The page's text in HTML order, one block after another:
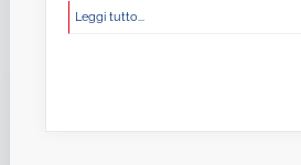
Leggi tutto...